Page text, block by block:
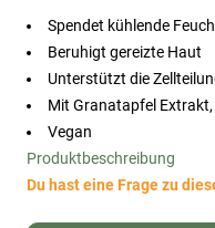
Spendet kühlende
Beruhigt gereizte Haut
Unterstützt die
Mit Granatapfel Extrakt,
Vegan
Produktbeschreibung
Du hast eine Frage zu